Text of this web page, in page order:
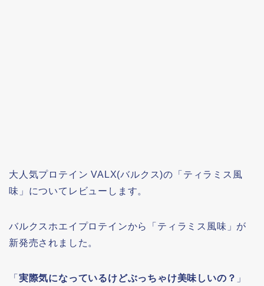
大人気プロテイン VALX(バルクス)の「ティラミス風
味」についてレビューします。
バルクスホエイプロテインから「ティラミス風味」が
新発売されました。
「 実際気になっているけどぶっちゃけ美味しいの？ 」